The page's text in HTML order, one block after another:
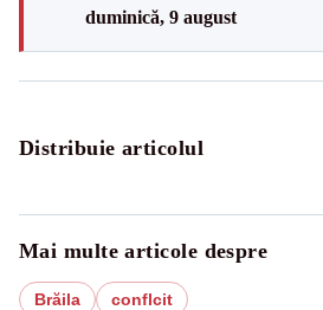
duminică, 9 august
Distribuie articolul
Mai multe articole despre
Brăila conflcit